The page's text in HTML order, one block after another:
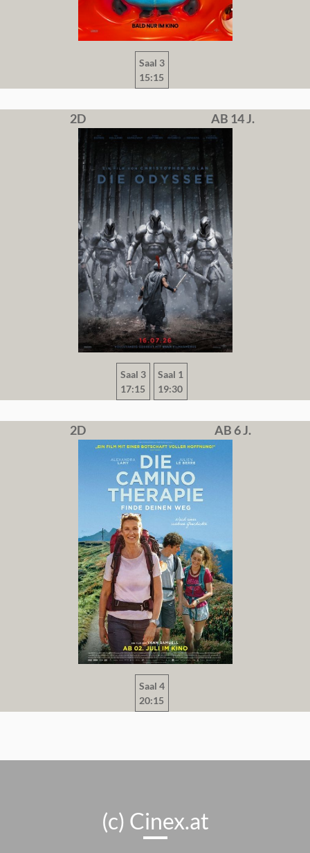
Saal 3
15:15
2D AB 14 J.
Saal 3
17:15
Saal 1
19:30
2D AB 6 J.
Saal 4
20:15
(c) Cinex.at